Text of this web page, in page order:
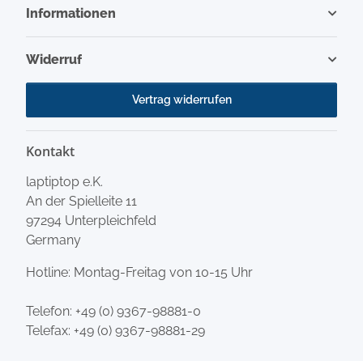
Informationen
Widerruf
Vertrag widerrufen
Kontakt
laptiptop e.K.
An der Spielleite 11
97294 Unterpleichfeld
Germany
Hotline: Montag-Freitag von 10-15 Uhr
Telefon: +49 (0) 9367-98881-0
Telefax: +49 (0) 9367-98881-29